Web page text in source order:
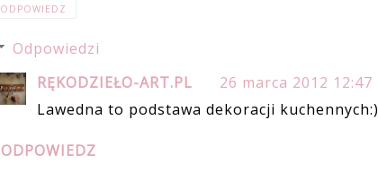
ODPOWIEDZ
Odpowiedzi
RĘKODZIEŁO-ART.PL
26 marca 2012 12:47
Lawedna to podstawa dekoracji kuchennych:)
ODPOWIEDZ